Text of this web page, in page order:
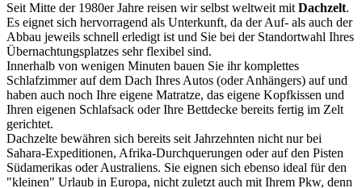
Seit Mitte der 1980er Jahre reisen wir selbst weltweit mit Dachzelt.
Es eignet sich hervorragend als Unterkunft, da der Auf- als auch der
Abbau jeweils schnell erledigt ist und Sie bei der Standortwahl Ihres
Übernachtungsplatzes sehr flexibel sind.
Innerhalb von wenigen Minuten bauen Sie ihr komplettes
Schlafzimmer auf dem Dach Ihres Autos (oder Anhängers) auf und
haben auch noch Ihre eigene Matratze, das eigene Kopfkissen und
Ihren eigenen Schlafsack oder Ihre Bettdecke bereits fertig im Zelt
gerichtet.
Dachzelte bewähren sich bereits seit Jahrzehnten nicht nur bei
Sahara-Expeditionen, Afrika-Durchquerungen oder auf den Pisten
Südamerikas oder Australiens. Sie eignen sich ebenso ideal für den
"kleinen" Urlaub in Europa, nicht zuletzt auch mit Ihrem Pkw, denn